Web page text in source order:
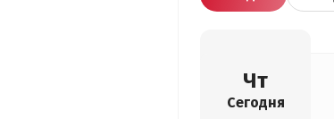
Чт
Сегодня